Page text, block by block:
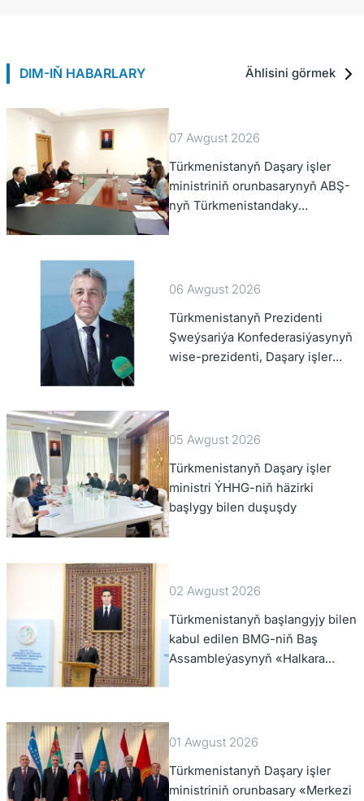
DIM-IŇ HABARLARY Ählisini görmek
07 Awgust 2026
Türkmenistanyň Daşary işler
ministriniň orunbasarynyň ABŞ-
nyň Türkmenistandaky
wagtlaýyn işler ynanylan wekili
06 Awgust 2026
Türkmenistanyň Prezidenti
Şweýsariýa Konfederasiýasynyň
wise-prezidenti, Daşary işler
05 Awgust 2026
Türkmenistanyň Daşary işler
ministri ÝHHG-niň häzirki
başlygy bilen duşuşdy
02 Awgust 2026
Türkmenistanyň başlangyjy bilen
kabul edilen BMG-niň Baş
Assambleýasynyň «Halkara
01 Awgust 2026
Türkmenistanyň Daşary işler
ministriniň orunbasary «Merkezi